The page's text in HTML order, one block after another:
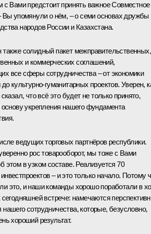
с Вами предстоит принять важное Совместное
Вы упомянули о нём, – о семи основах дружбы
народов России и Казахстана.
также солидный пакет межправительственных,
и коммерческих соглашений,
все сферы сотрудничества – от экономики
до культурно-гуманитарных проектов. Уверен,
что всё это будет не только принято,
укрепления нашего фундамента
ведущих торговых партнёров республики.
рос товарооборот, мы тоже с Вами
этом в узком составе. Реализуется 70
– и это только начало. Потому
это, и наши команды хорошо поработали в
сегодняшней встрече: намечаются
нашего сотрудничества, которые, безусловно,
хороший результат.